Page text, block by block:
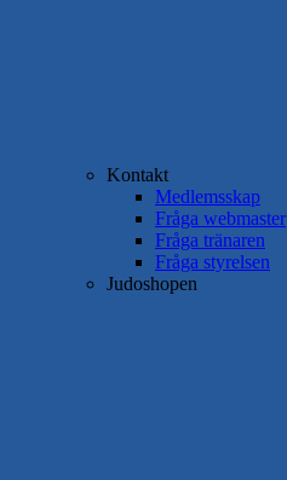
Kontakt
Medlemsskap
Fråga webmaster
Fråga tränaren
Fråga styrelsen
Judoshopen